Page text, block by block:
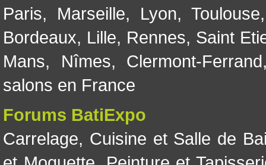
Paris, Marseille, Lyon, Toulouse
Bordeaux, Lille, Rennes, Saint
Mans, Nîmes, Clermont-Ferrand
salons en France
Forums BatiExpo
Carrelage, Cuisine et Salle de